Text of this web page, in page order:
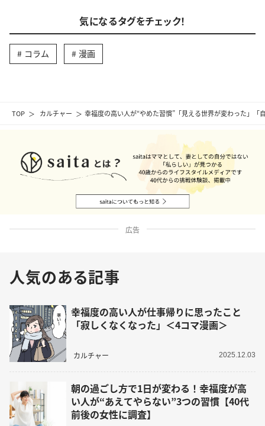
TOP カルチャー 幸福度の高い人が“やめた習慣”「見える世界が変わった」「
気になるタグをチェック！
コラム 漫画
広告
人気のある記事
幸福度の高い人が仕事帰りに思ったこと
「寂しくなくなった」＜4コマ漫画＞
カルチャー 2025.12.03
朝の過ごし方で1日が変わる！幸福度が高
い人が“あえてやらない”3つの習慣【40代
前後の女性に調査】